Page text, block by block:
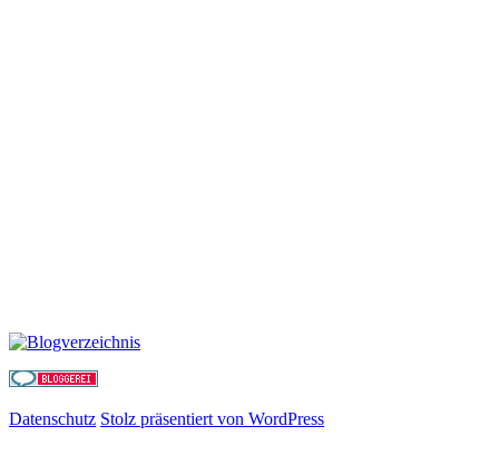
Datenschutz Stolz präsentiert von WordPress